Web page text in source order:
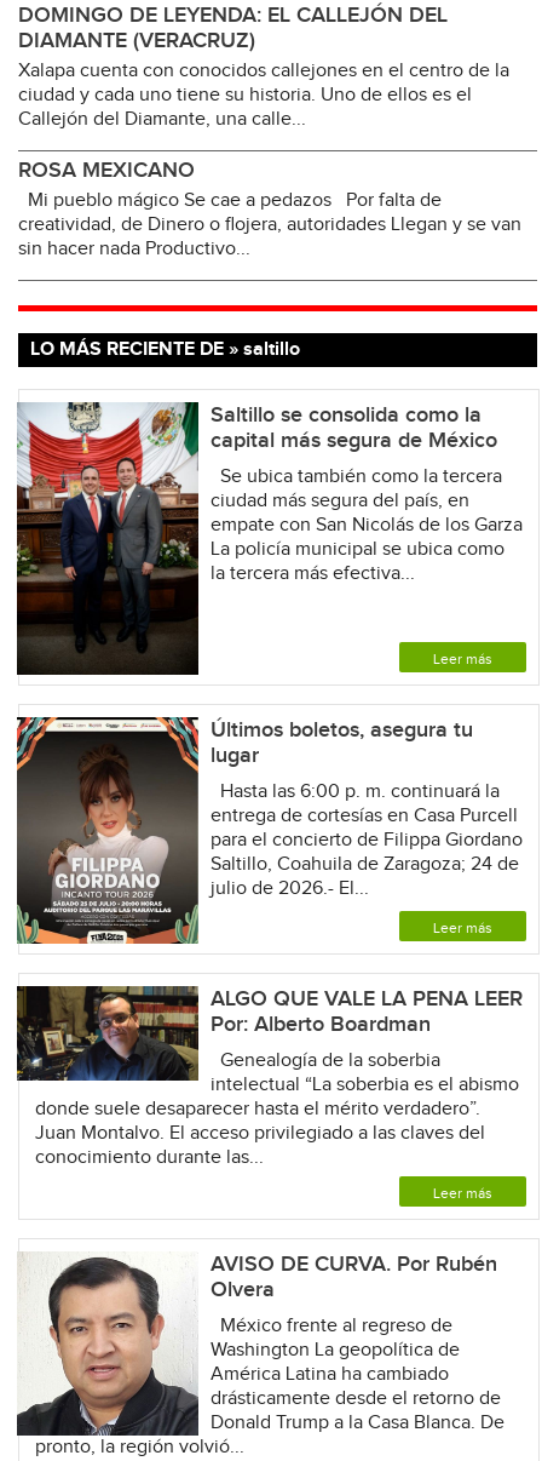
DOMINGO DE LEYENDA: EL CALLEJÓN DEL
DIAMANTE (VERACRUZ)
Xalapa cuenta con conocidos callejones en el centro de la
ciudad y cada uno tiene su historia. Uno de ellos es el
Callejón del Diamante, una calle...
ROSA MEXICANO
Mi pueblo mágico Se cae a pedazos Por falta de
creatividad, de Dinero o flojera, autoridades Llegan y se van
sin hacer nada Productivo...
LO MÁS RECIENTE DE » saltillo
Saltillo se consolida como la
capital más segura de México
Se ubica también como la tercera
ciudad más segura del país, en
empate con San Nicolás de los Garza
La policía municipal se ubica como
la tercera más efectiva...
Leer más
Últimos boletos, asegura tu
lugar
Hasta las 6:00 p. m. continuará la
entrega de cortesías en Casa Purcell
para el concierto de Filippa Giordano
Saltillo, Coahuila de Zaragoza; 24 de
julio de 2026.- El...
Leer más
ALGO QUE VALE LA PENA LEER
Por: Alberto Boardman
Genealogía de la soberbia
intelectual “La soberbia es el abismo
donde suele desaparecer hasta el mérito verdadero”.
Juan Montalvo. El acceso privilegiado a las claves del
conocimiento durante las...
Leer más
AVISO DE CURVA. Por Rubén
Olvera
México frente al regreso de
Washington La geopolítica de
América Latina ha cambiado
drásticamente desde el retorno de
Donald Trump a la Casa Blanca. De
pronto, la región volvió...